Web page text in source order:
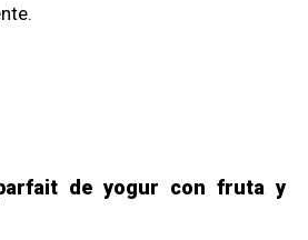
de yogur con fruta y